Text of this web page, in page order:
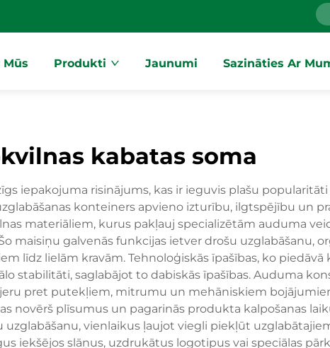
Mūs Produkti Jaunumi Sazināties Ar
kabatas soma
iepakojuma risinājums, kas ir ieguvis plašu
konteiners apvieno izturību, ilgtspējību un
materiāliem, kurus pakļauj specializētām auduma
maisiņu galvenās funkcijas ietver drošu uzglabāšanu,
līdz lielām kravām. Tehnoloģiskās īpašības, ko
stabilitāti, saglabājot to dabiskās īpašības. Auduma
pret putekļiem, mitrumu un mehāniskiem
novērš plīsumus un pagarinās produkta kalpošanas
uzglabāšanu, vienlaikus ļaujot viegli piekļūt
iekšējos slāņus, uzdrukātus logotipus vai speciālas